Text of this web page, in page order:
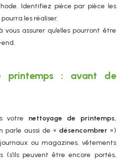
Identifiez pièce par pièce les
les réaliser.
vous assurer qu’elles pourront être
printemps : avant de
votre nettoyage de printemps,
parle aussi de « désencombrer»)
ou magazines, vêtements
peuvent être encore portés,